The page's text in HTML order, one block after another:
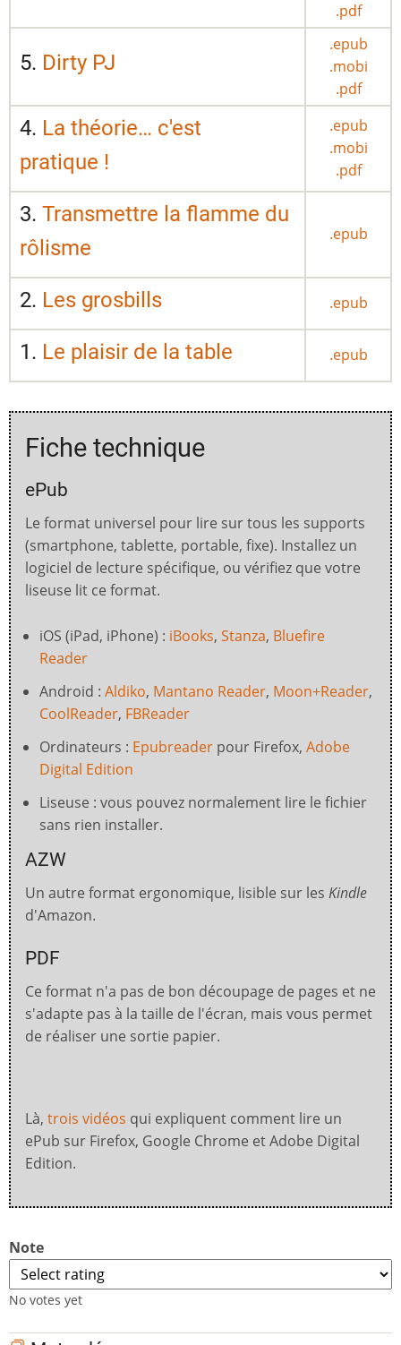
.pdf
5. Dirty PJ
.epub
.mobi
.pdf
4. La théorie… c'est
pratique !
.epub
.mobi
.pdf
3. Transmettre la flamme du
rôlisme
.epub
2. Les grosbills .epub
1. Le plaisir de la table .epub
Fiche technique
ePub
Le format universel pour lire sur tous les supports
(smartphone, tablette, portable, fixe). Installez un
logiciel de lecture spécifique, ou vérifiez que votre
liseuse lit ce format.
iOS (iPad, iPhone) : iBooks, Stanza, Bluefire
Reader
Android : Aldiko, Mantano Reader, Moon+Reader,
CoolReader, FBReader
Ordinateurs : Epubreader pour Firefox, Adobe
Digital Edition
Liseuse : vous pouvez normalement lire le fichier
sans rien installer.
AZW
Un autre format ergonomique, lisible sur les Kindle
d'Amazon.
PDF
Ce format n'a pas de bon découpage de pages et ne
s'adapte pas à la taille de l'écran, mais vous permet
de réaliser une sortie papier.
Là, trois vidéos qui expliquent comment lire un
ePub sur Firefox, Google Chrome et Adobe Digital
Edition.
Note
No votes yet